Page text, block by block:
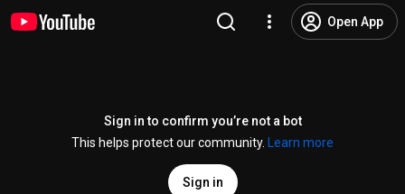
Open App
Sign in to confirm you’re not a bot
This helps protect our community.
Learn more
Sign in